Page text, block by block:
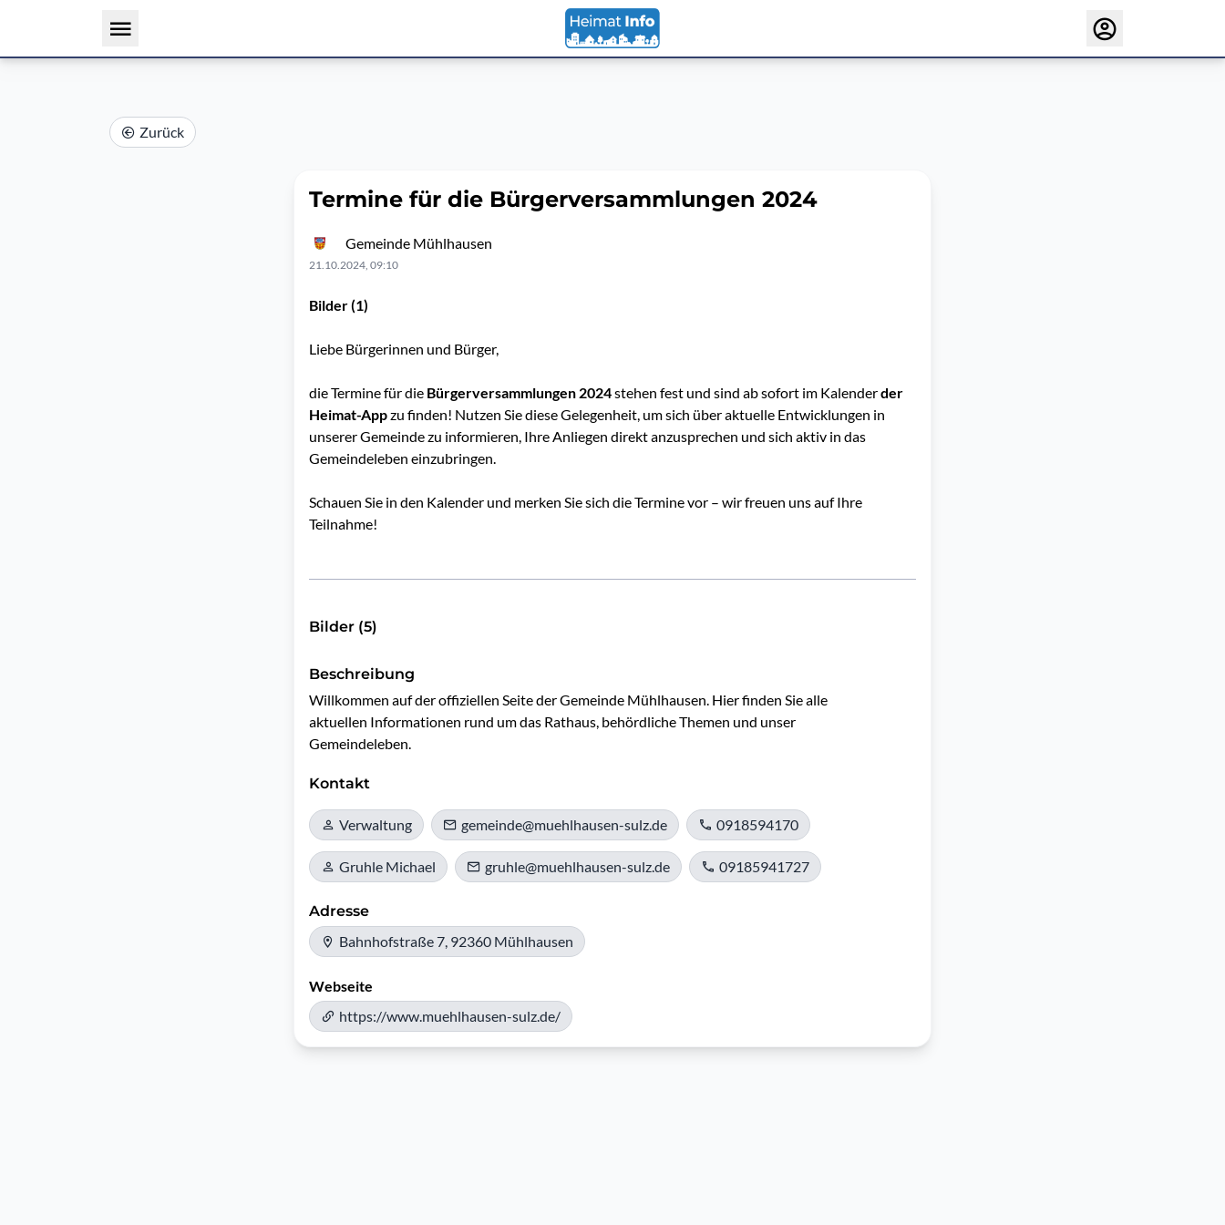
Zurück
Termine für die Bürgerversammlungen 2024
Gemeinde Mühlhausen
21.10.2024, 09:10
Bilder (1)
Liebe Bürgerinnen und Bürger,
die Termine für die Bürgerversammlungen 2024stehen fest und sind ab sofort im Kalenderder
Heimat-Appzu finden! Nutzen Sie diese Gelegenheit, um sich über aktuelle Entwicklungen in
unserer Gemeinde zu informieren, Ihre Anliegen direkt anzusprechen und sich aktiv in das
Gemeindeleben einzubringen.
Schauen Sie in den Kalender und merken Sie sich die Termine vor – wir freuen uns auf Ihre
Teilnahme!
Bilder (5)
Beschreibung
Willkommen auf der offiziellen Seite der Gemeinde Mühlhausen. Hier finden Sie alle
aktuellen Informationen rund um das Rathaus, behördliche Themen und unser
Gemeindeleben.
Kontakt
Verwaltung gemeinde@muehlhausen-sulz.de 0918594170
Gruhle Michael gruhle@muehlhausen-sulz.de 09185941727
Adresse
Bahnhofstraße 7, 92360 Mühlhausen
Webseite
https://www.muehlhausen-sulz.de/